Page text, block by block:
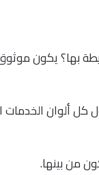
بها؟ يكون
كل ألوان الخدمات
من بينها.